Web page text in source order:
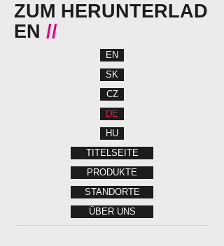
ZUM HERUNTERLAD
EN //
EN
SK
CZ
DE
HU
TITELSEITE
PRODUKTE
STANDORTE
ÜBER UNS